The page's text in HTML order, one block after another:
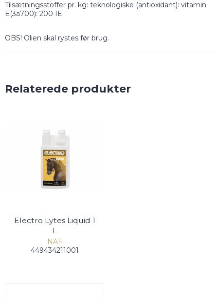
Tilsætningsstoffer pr. kg: teknologiske (antioxidant): vitamin
E(3a700): 200 IE
OBS! Olien skal rystes før brug.
Relaterede produkter
Electro Lytes Liquid 1
L
NAF
449434211001